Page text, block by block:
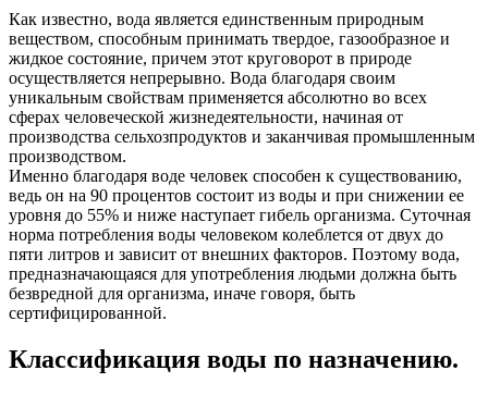
Как известно, вода является единственным природным
веществом, способным принимать твердое, газообразное и
жидкое состояние, причем этот круговорот в природе
осуществляется непрерывно. Вода благодаря своим
уникальным свойствам применяется абсолютно во всех
сферах человеческой жизнедеятельности, начиная от
производства сельхозпродуктов и заканчивая промышленным
производством.
Именно благодаря воде человек способен к существованию,
ведь он на 90 процентов состоит из воды и при снижении ее
уровня до 55% и ниже наступает гибель организма. Суточная
норма потребления воды человеком колеблется от двух до
пяти литров и зависит от внешних факторов. Поэтому вода,
предназначающаяся для употребления людьми должна быть
безвредной для организма, иначе говоря, быть
сертифицированной.
Классификация воды по назначению.